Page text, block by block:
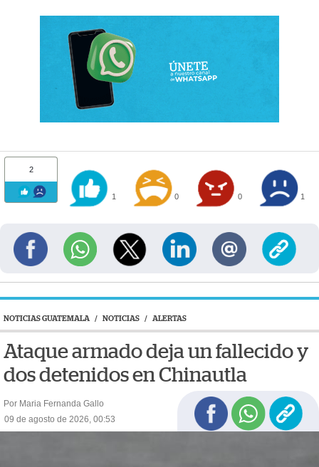
2
1 0 0 1
NOTICIAS GUATEMALA / NOTICIAS / ALERTAS
Ataque armado deja un fallecido y
dos detenidos en Chinautla
Por Maria Fernanda Gallo
09 de agosto de 2026, 00:53